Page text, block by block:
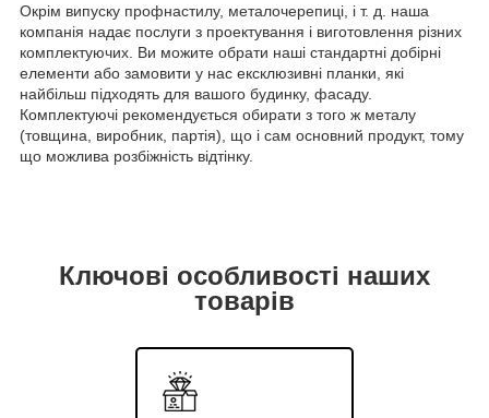
Окрім випуску профнастилу, металочерепиці, і т. д. наша
компанія надає послуги з проектування і виготовлення різних
комплектуючих. Ви можите обрати наші стандартні добірні
елементи або замовити у нас ексклюзивні планки, які
найбільш підходять для вашого будинку, фасаду.
Комплектуючі рекомендується обирати з того ж металу
(товщина, виробник, партія), що і сам основний продукт, тому
що можлива розбіжність відтінку.
Ключові особливості наших
товарів